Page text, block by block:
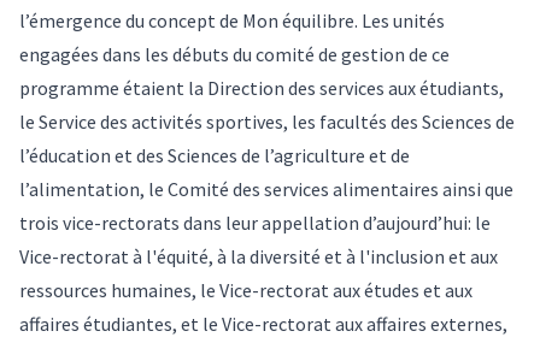
l’émergence du concept de Mon équilibre. Les unités
engagées dans les débuts du comité de gestion de ce
programme étaient la Direction des services aux étudiants,
le Service des activités sportives, les facultés des Sciences de
l’éducation et des Sciences de l’agriculture et de
l’alimentation, le Comité des services alimentaires ainsi que
trois vice-rectorats dans leur appellation d’aujourd’hui: le
Vice-rectorat à l'équité, à la diversité et à l'inclusion et aux
ressources humaines, le Vice-rectorat aux études et aux
affaires étudiantes, et le Vice-rectorat aux affaires externes,